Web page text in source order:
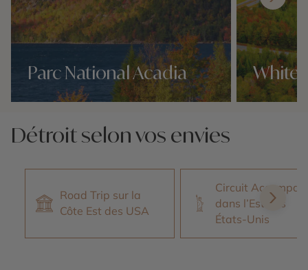
Parc National Acadia White
Détroit selon vos envies
Road Trip sur la
Côte Est des USA
Circuit
dans l’Est des
États-Unis